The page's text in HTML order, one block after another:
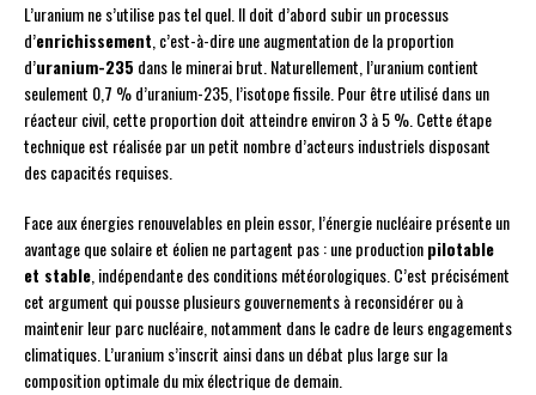
L’uranium ne s’utilise pas tel quel. Il doit d’abord subir un processus
d’enrichissement, c’est-à-dire une augmentation de la proportion
d’uranium-235 dans le minerai brut. Naturellement, l’uranium contient
seulement 0,7 % d’uranium-235, l’isotope fissile. Pour être utilisé dans un
réacteur civil, cette proportion doit atteindre environ 3 à 5 %. Cette étape
technique est réalisée par un petit nombre d’acteurs industriels disposant
des capacités requises.
Face aux énergies renouvelables en plein essor, l’énergie nucléaire présente un
avantage que solaire et éolien ne partagent pas : une productionpilotable
et stable, indépendante des conditions météorologiques. C’est précisément
cet argument qui pousse plusieurs gouvernements à reconsidérer ou à
maintenir leur parc nucléaire, notamment dans le cadre de leurs engagements
climatiques. L’uranium s’inscrit ainsi dans un débat plus large sur la
composition optimale du mix électrique de demain.